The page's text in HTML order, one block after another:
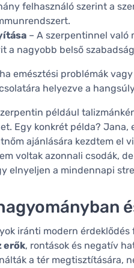
felhasználó szerint a
– A szerpentinnel való
a nagyobb belső
emésztési problémák vagy
helyezve a
például
Egy konkrét példa?
ajánlására kezdtem el
voltak azonnali csodák,
elnyeljen a mindennapi
iránti modern
erők, rontások és negatív
a tér megtisztítására,